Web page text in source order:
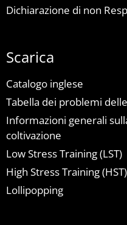
Dichiarazione di non
Scarica
Catalogo inglese
Tabella dei problemi
Informazioni generali
coltivazione
Low Stress Training (LST)
High Stress Training (HST)
Lollipopping